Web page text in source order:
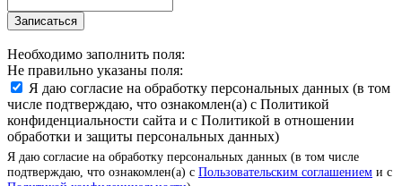
Записаться
Необходимо заполнить поля:
Не правильно указаны поля:
Я даю согласие на обработку персональных данных (в том
числе подтверждаю, что ознакомлен(а) с Политикой
конфиденциальности сайта и с Политикой в отношении
обработки и защиты персональных данных)
Я даю согласие на обработку персональных данных (в том числе
подтверждаю, что ознакомлен(а) с Пользовательским соглашением и с